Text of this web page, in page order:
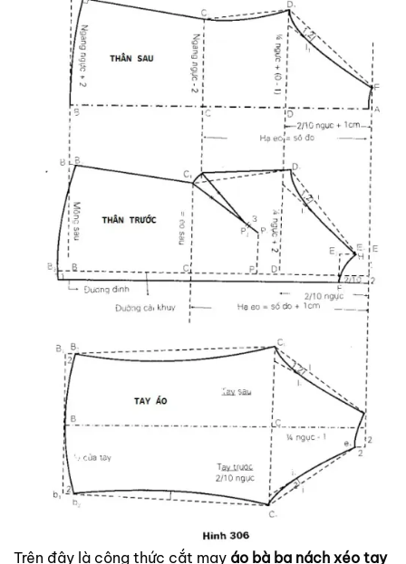
Trên đây là công thức cắt may áo bà ba nách xéo tay